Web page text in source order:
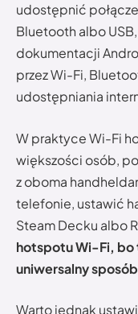
udostępnić
Bluetooth albo
dokumentacji
przez Wi-Fi,
udostępniania
W praktyce Wi-Fi
większości osób,
z oboma
telefonie, ustawić
Steam Decku albo
hotspotu Wi-Fi, bo
uniwersalny
Warto jednak